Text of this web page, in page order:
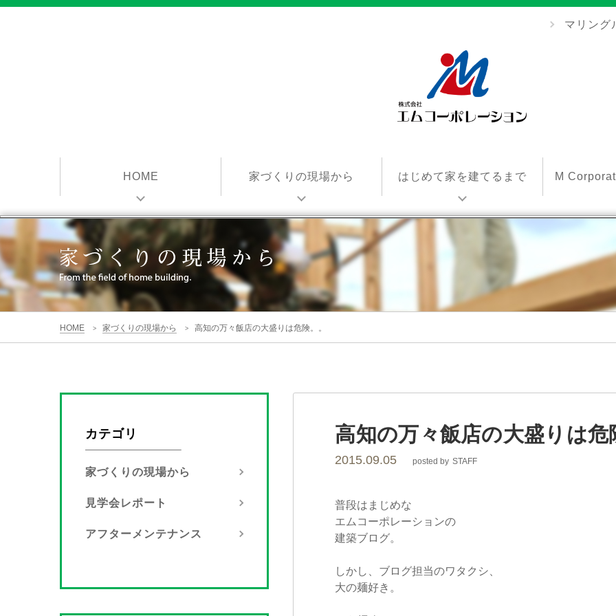
マリング
コ
ー
ポ
シ
ョ
ン
HOME 家づくりの現場から はじめて家を建てるまで M
HOME > 家づくりの現場から > 高知の万々飯店の大盛りは危険。。
高知の万々飯店の大盛りは危
2015.09.05 posted by STAFF
普段はまじめな
エムコーポレーションの
建築ブログ。
しかし、ブログ担当のワタクシ、
大の麺好き。
カテゴリ
家づくりの現場から
見学会レポート
アフターメンテナンス